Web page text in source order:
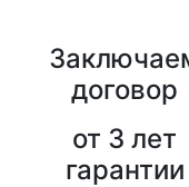
договор
от 3 лет
гарантии